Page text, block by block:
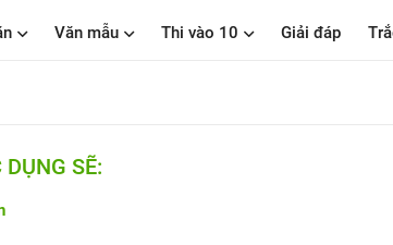
Văn mẫu Thi vào 10 Giải đáp
SẼ: